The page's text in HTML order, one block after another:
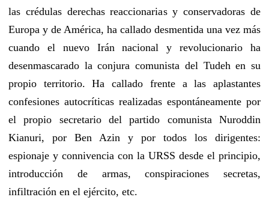
las crédulas derechas reaccionarias y conservadoras de
Europa y de América, ha callado desmentida una vez más
cuando el nuevo Irán nacional y revolucionario ha
desenmascarado la conjura comunista del Tudeh en su
propio territorio. Ha callado frente a las aplastantes
confesiones autocríticas realizadas espontáneamente por
el propio secretario del partido comunista Nuroddin
Kianuri, por Ben Azin y por todos los dirigentes:
espionaje y connivencia con la URSS desde el principio,
introducción de armas, conspiraciones secretas,
infiltración en el ejército, etc.